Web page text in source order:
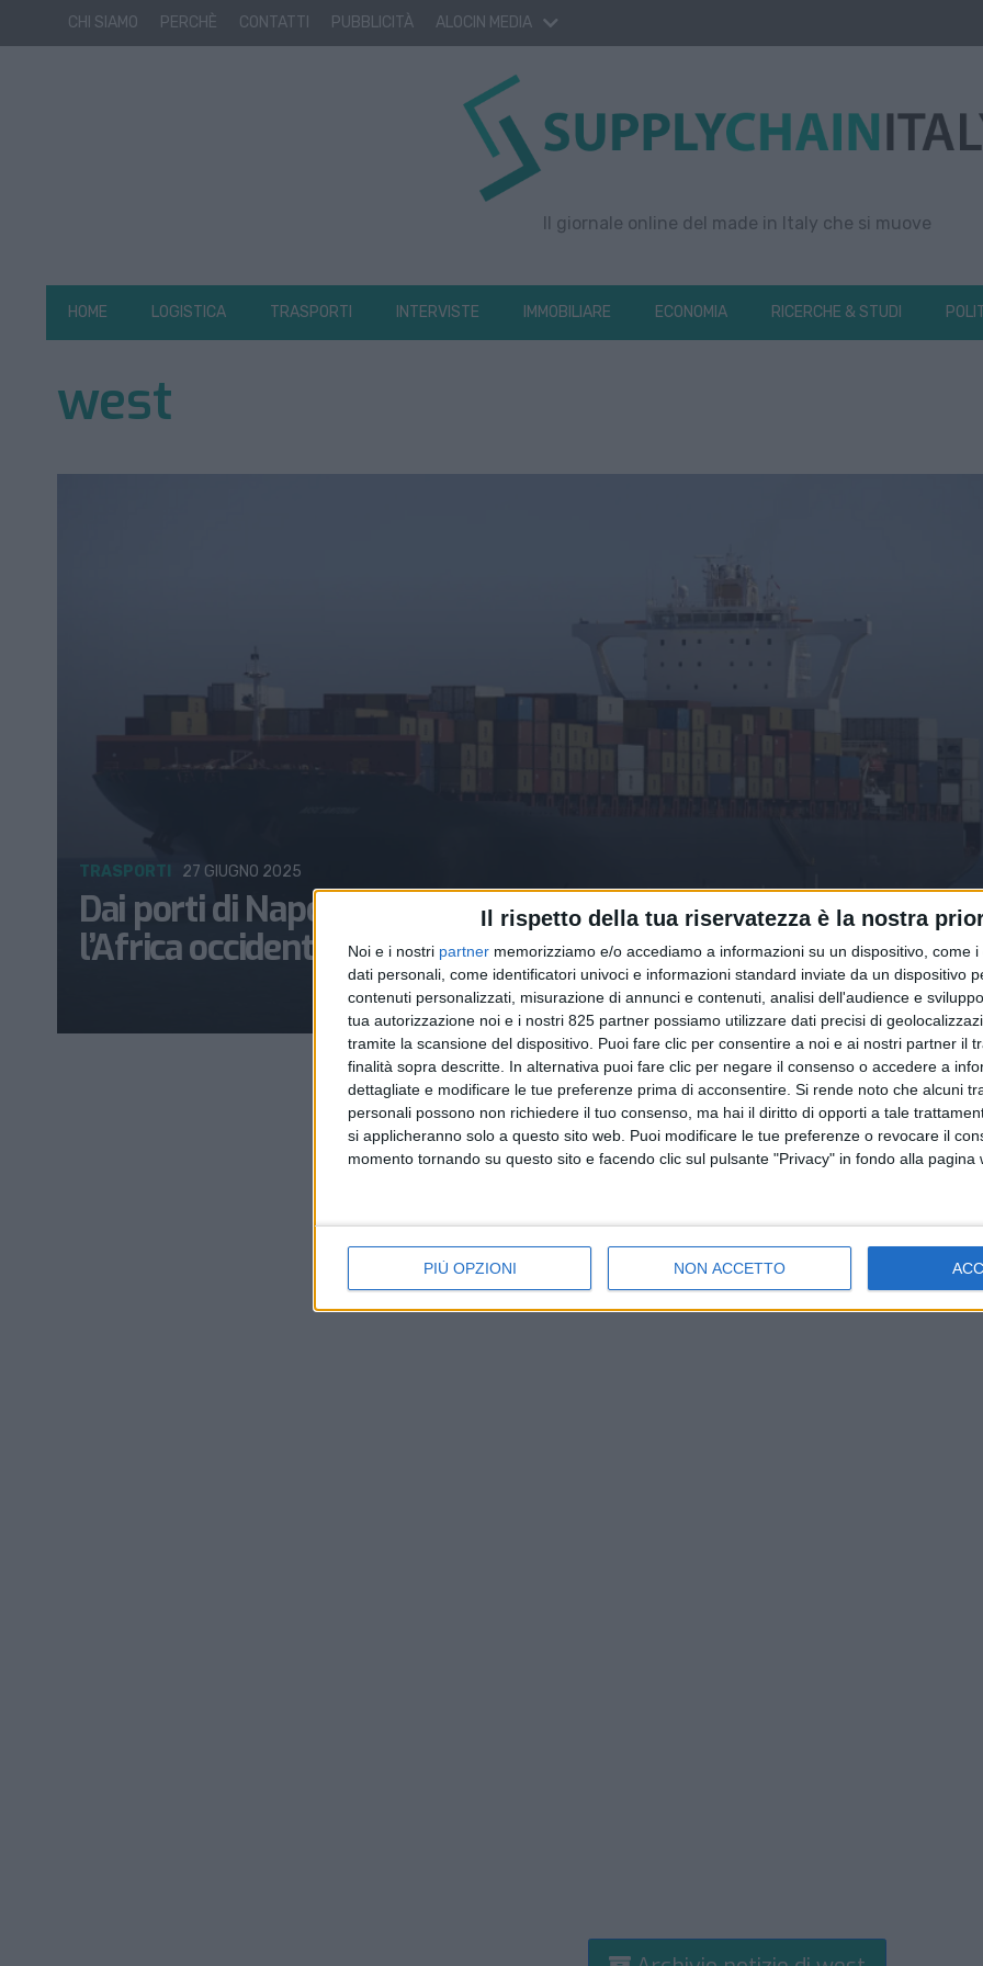
Il rispetto della tua riservatezza è la nostra
Noi e i nostri partner memorizziamo e/o accediamo a informazioni su un dispositivo, come
dati personali, come identificatori univoci e informazioni standard inviate da un dispositivo
contenuti personalizzati, misurazione di annunci e contenuti, analisi dell'audience e
tua autorizzazione noi e i nostri 825 partner possiamo utilizzare dati precisi di
tramite la scansione del dispositivo. Puoi fare clic per consentire a noi e ai nostri partner il
finalità sopra descritte. In alternativa puoi fare clic per negare il consenso o accedere a
dettagliate e modificare le tue preferenze prima di acconsentire. Si rende noto che alcuni
personali possono non richiedere il tuo consenso, ma hai il diritto di opporti a tale
si applicheranno solo a questo sito web. Puoi modificare le tue preferenze o revocare il
momento tornando su questo sito e facendo clic sul pulsante "Privacy" in fondo alla pagina
PIÙ OPZIONI NON ACCETTO
CHI SIAMO PERCHÈ CONTATTI PUBBLICITÀ ALOCIN MEDIA
Il giornale online del made in Italy che si muove
HOME LOGISTICA TRASPORTI INTERVISTE IMMOBILIARE ECONOMIA RICERCHE & STUDI
west
Dai porti di Napoli e Genova una nuova linea container di Msc
l’Africa occidentale
TRASPORTI 27 GIUGNO 2025